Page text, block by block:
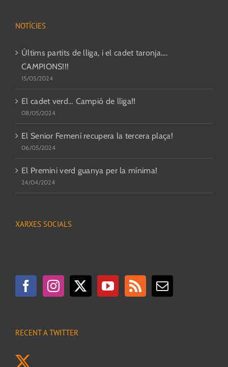
NOTÍCIES
Últims partits de lliga, i el cadet taronja….
CAMPIONS!!!
15/05/2024
El cadet verd… Campió de lliga!!
08/05/2024
El Senior Femení recupera la tercera plaça!
06/05/2024
El Premini verd guanya per la mínima!
24/04/2024
XARXES SOCIALS
RECENT A TWITTER